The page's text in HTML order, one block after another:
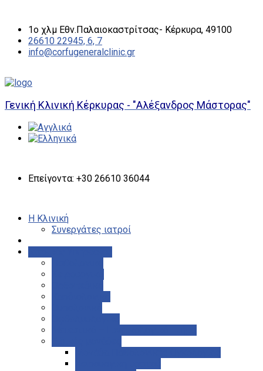
1ο χλμ Εθν.Παλαιοκαστρίτσας- Κέρκυρα, 49100
26610 22945, 6, 7
info@corfugeneralclinic.gr
Γενική Κλινική Κέρκυρας - "Αλέξανδρος Μάστορας"
Επείγοντα: +30 26610 36044
Η Κλινική
Συνεργάτες ιατροί